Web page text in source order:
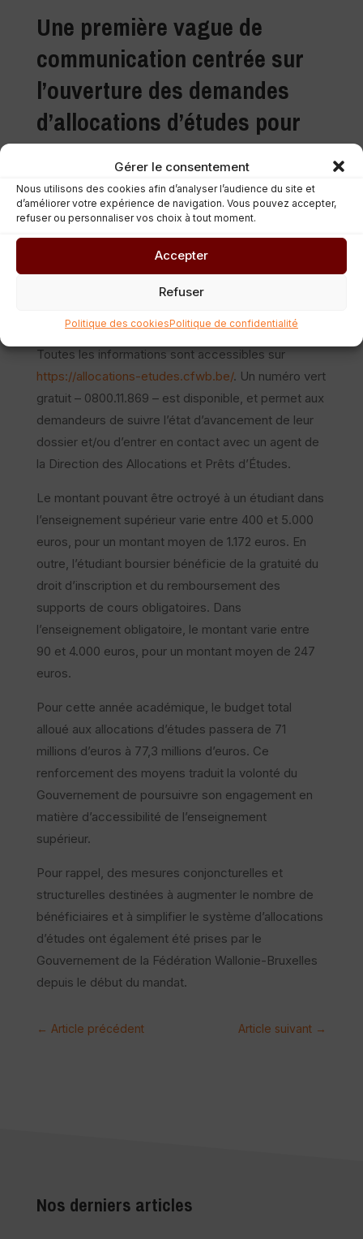
Gérer le consentement
Nous utilisons des cookies afin d’analyser l’audience du site et
d’améliorer votre expérience de navigation. Vous pouvez accepter,
refuser ou personnaliser vos choix à tout moment.
Accepter
Refuser
Politique des cookiesPolitique de confidentialité
Une première vague de
communication centrée sur
l’ouverture des demandes
d’allocations d’études pour
l’année 2022/2023.
Les procédures de demande d’allocations d’études
pour l’année académique et scolaire 2021/2022
spécifique y sera dédiée dans le cadre de la
campagne lancée ce jour.
introduites en ligne ou par courrier recommandé.
Toutes les informations sont accessibles sur
https://allocations-etudes.cfwb.be/. Un numéro vert
gratuit – 0800.11.869 – est disponible, et permet aux
demandeurs de suivre l’état d’avancement de leur
dossier et/ou d’entrer en contact avec un agent de
la Direction des Allocations et Prêts d’Études.
Le montant pouvant être octroyé à un étudiant dans
l’enseignement supérieur varie entre 400 et 5.000
euros, pour un montant moyen de 1.172 euros. En
outre, l’étudiant boursier bénéficie de la gratuité du
droit d’inscription et du remboursement des
supports de cours obligatoires. Dans
l’enseignement obligatoire, le montant varie entre
90 et 4.000 euros, pour un montant moyen de 247
euros.
Pour cette année académique, le budget total
alloué aux allocations d’études passera de 71
millions d’euros à 77,3 millions d’euros. Ce
renforcement des moyens traduit la volonté du
Gouvernement de poursuivre son engagement en
matière d’accessibilité de l’enseignement
supérieur.
Pour rappel, des mesures conjoncturelles et
structurelles destinées à augmenter le nombre de
bénéficiaires et à simplifier le système d’allocations
d’études ont également été prises par le
Gouvernement de la Fédération Wallonie-Bruxelles
depuis le début du mandat.
← Article précédent Article suivant →
Nos derniers articles